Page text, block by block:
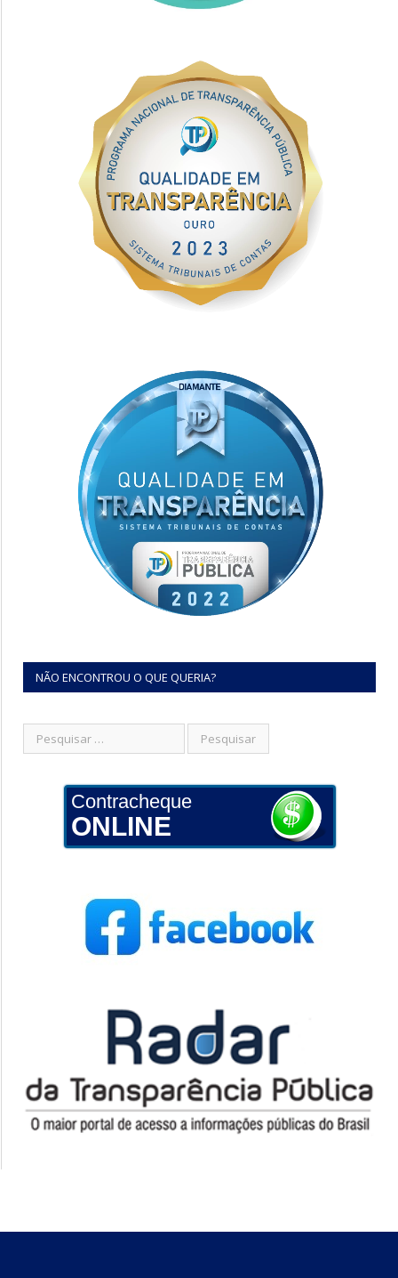
NÃO ENCONTROU O QUE QUERIA?
Contracheque
ONLINE